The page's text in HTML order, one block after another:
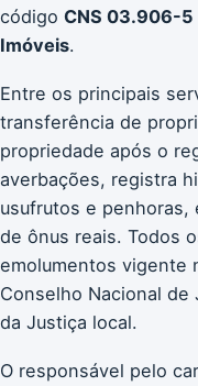
código CNS 03.906-5
Imóveis.
Entre os principais
transferência de
propriedade após o
averbações, registra
usufrutos e
de ônus reais. Todos
emolumentos vigente
Conselho Nacional de
da Justiça local.
O responsável pelo